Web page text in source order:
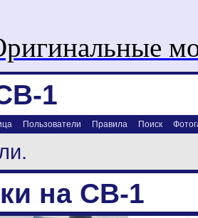
1
Пользователи Правила Поиск
на CB-1